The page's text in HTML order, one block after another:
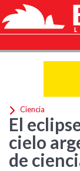
Ciencia
El
cielo
de